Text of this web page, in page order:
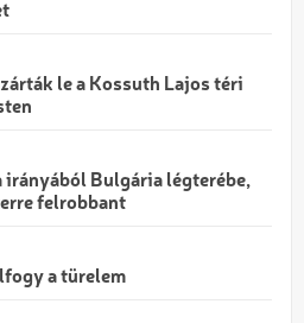
le a Kossuth Lajos téri
irányából Bulgária légterébe,
felrobbant
a türelem